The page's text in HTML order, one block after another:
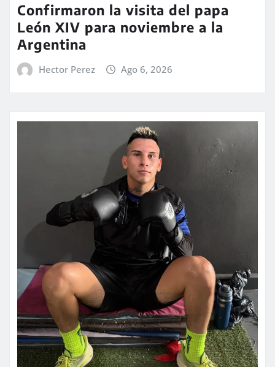
Confirmaron la visita del papa
León XIV para noviembre a la
Argentina
Hector Perez Ago 6, 2026